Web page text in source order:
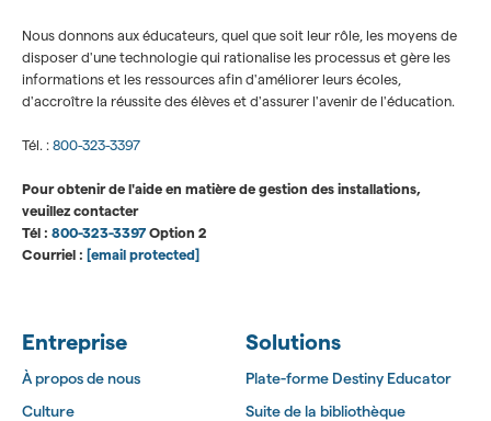
Nous donnons aux éducateurs, quel que soit leur rôle, les moyens de
disposer d'une technologie qui rationalise les processus et gère les
informations et les ressources afin d'améliorer leurs écoles,
d'accroître la réussite des élèves et d'assurer l'avenir de l'éducation.
Tél. : 800-323-3397
Pour obtenir de l'aide en matière de gestion des installations,
veuillez contacter
Tél : 800-323-3397 Option 2
Courriel : [email protected]
Entreprise
À propos de nous
Culture
Solutions
Plate-forme Destiny Educator
Suite de la bibliothèque